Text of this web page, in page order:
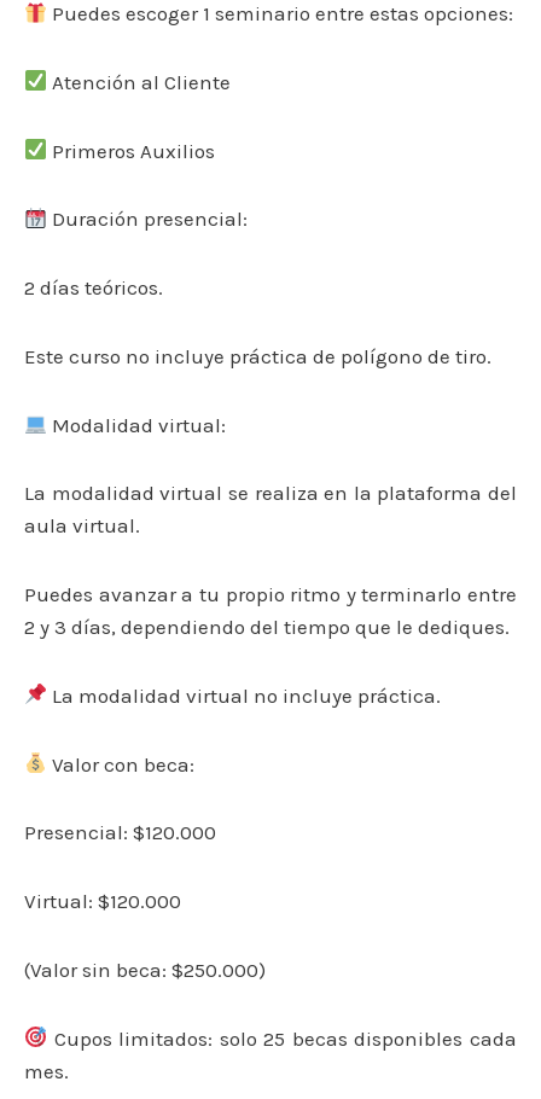
Puedes escoger 1 seminario entre estas opciones:
Atención al Cliente
Primeros Auxilios
Duración presencial:
2 días teóricos.
Este curso no incluye práctica de polígono de tiro.
Modalidad virtual:
La modalidad virtual se realiza en la plataforma del
aula virtual.
Puedes avanzar a tu propio ritmo y terminarlo entre
2 y 3 días, dependiendo del tiempo que le dediques.
La modalidad virtual no incluye práctica.
Valor con beca:
Presencial: $120.000
Virtual: $120.000
(Valor sin beca: $250.000)
Cupos limitados: solo 25 becas disponibles cada
mes.